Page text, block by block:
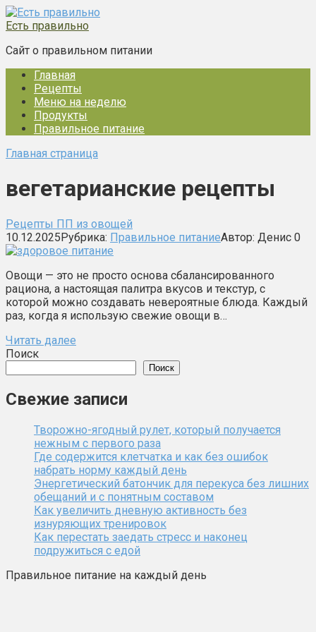
Перейти
к
Есть правильно
Сайт о правильном питании
Главная
Рецепты
Меню на неделю
Продукты
Правильное питание
Главная страница
вегетарианские рецепты
Рецепты ПП из овощей
10.12.2025Рубрика: Правильное питаниеАвтор: Денис 0
Овощи — это не просто основа сбалансированного
рациона, а настоящая палитра вкусов и текстур, с
которой можно создавать невероятные блюда. Каждый
раз, когда я использую свежие овощи в…
Читать далее
Поиск
Поиск
Свежие записи
Творожно-ягодный рулет, который получается
нежным с первого раза
Где содержится клетчатка и как без ошибок
набрать норму каждый день
Энергетический батончик для перекуса без лишних
обещаний и с понятным составом
Как увеличить дневную активность без
изнуряющих тренировок
Как перестать заедать стресс и наконец
подружиться с едой
Правильное питание на каждый день